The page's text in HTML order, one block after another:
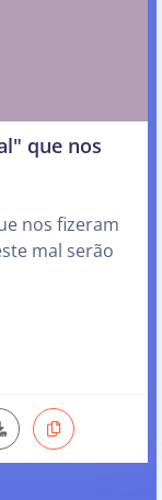
que nos
nos fizeram
mal serão